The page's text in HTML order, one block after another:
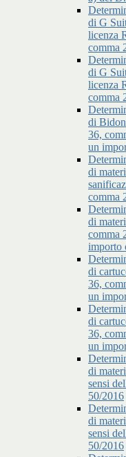
di G
licenza
comma
di G
licenza
comma
di
36,
un
di
comma
di
comma
importo
di
36,
un
di
36,
un
di
sensi
50/2016
di
sensi
50/2016